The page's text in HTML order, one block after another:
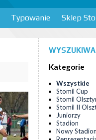
Typowanie Sklep
Kategorie
Wszystkie
Stomil Cup
Stomil
Stomil II
Juniorzy
Stadion
Nowy Stadion